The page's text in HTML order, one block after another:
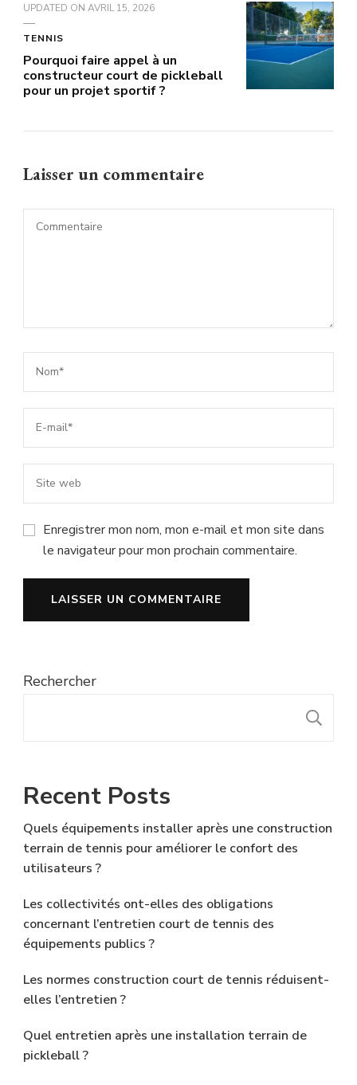
UPDATED ON AVRIL 15, 2026
TENNIS
Pourquoi faire appel à un
constructeur court de pickleball
pour un projet sportif ?
Laisser un commentaire
Enregistrer mon nom, mon e-mail et mon site dans
le navigateur pour mon prochain commentaire.
Rechercher
Recent Posts
Quels équipements installer après une construction
terrain de tennis pour améliorer le confort des
utilisateurs ?
Les collectivités ont-elles des obligations
concernant l’entretien court de tennis des
équipements publics ?
Les normes construction court de tennis réduisent-
elles l’entretien ?
Quel entretien après une installation terrain de
pickleball ?